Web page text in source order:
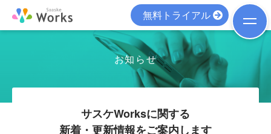
無料トライアル
お知らせ
サスケWorksに関する
新着・更新情報をご案内します